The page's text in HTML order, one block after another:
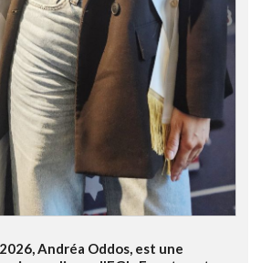
Andréa Oddos, est une